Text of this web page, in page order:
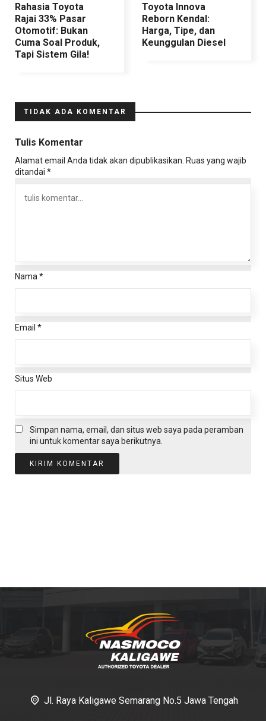
Rahasia Toyota
Rajai 33% Pasar
Otomotif: Bukan
Cuma Soal Produk,
Tapi Sistem Gila!
Toyota Innova
Reborn Kendal:
Harga, Tipe, dan
Keunggulan Diesel
TIDAK ADA KOMENTAR
Tulis Komentar
Alamat email Anda tidak akan dipublikasikan. Ruas yang wajib
ditandai *
Nama *
Email *
Situs Web
Simpan nama, email, dan situs web saya pada peramban
ini untuk komentar saya berikutnya.
Jl. Raya Kaligawe Semarang No.5 Jawa Tengah